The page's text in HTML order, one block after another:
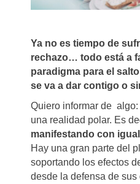
Ya no es tiempo de
rechazo… todo está a
paradigma para el
se va a dar contigo o
Quiero informar de
una realidad polar. Es
manifestando con
Hay una gran parte del
soportando los efectos
desde la defensa de sus